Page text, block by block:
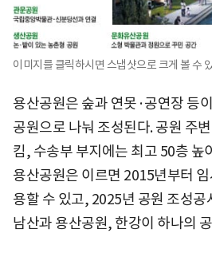
이미지를 클릭하시면 스냅샷으로 크게 볼 수
용산공원은 숲과 연못·공연장 등
공원으로 나눠 조성된다. 공원 주
킴, 수송부 부지에는 최고 50층 높
용산공원은 이르면 2015년부터 임
용할 수 있고, 2025년 공원 조성공
남산과 용산공원, 한강이 하나의